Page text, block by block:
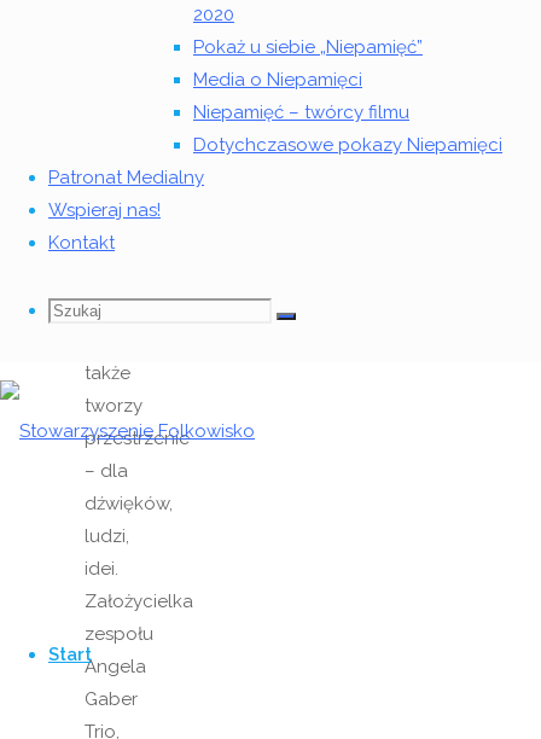
2020
Pokaż u siebie „Niepamięć”
Media o Niepamięci
Niepamięć – twórcy filmu
Dotychczasowe pokazy Niepamięci
Patronat Medialny
Wspieraj nas!
Kontakt
Szukaj
Szukaj:
Szukaj
Start
to
artystka,
która nie
śpiewa,
także
tworzy
przestrzenie
– dla
dźwięków,
ludzi,
idei.
Założycielka
zespołu
Angela
Gaber
Trio,